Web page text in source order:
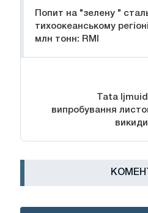
Попит на "зелену "
тихоокеанському
млн тонн: RMI
Tata
випробування